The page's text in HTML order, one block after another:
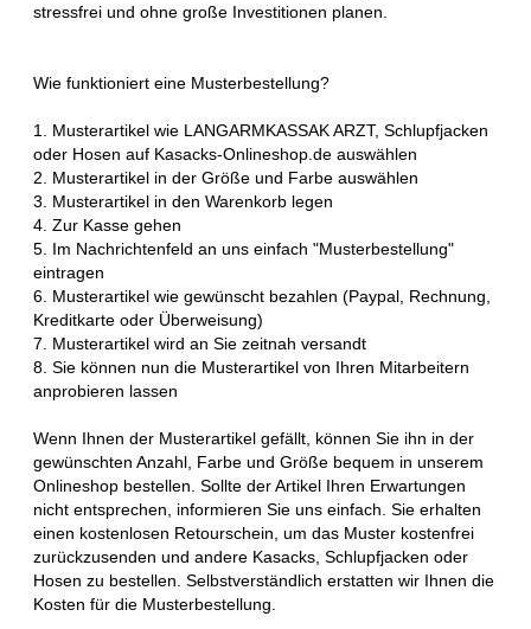
stressfrei und ohne große Investitionen planen.
Wie funktioniert eine Musterbestellung?
1. Musterartikel wie LANGARMKASSAK ARZT, Schlupfjacken
oder Hosen auf Kasacks-Onlineshop.de auswählen
2. Musterartikel in der Größe und Farbe auswählen
3. Musterartikel in den Warenkorb legen
4. Zur Kasse gehen
5. Im Nachrichtenfeld an uns einfach "Musterbestellung"
eintragen
6. Musterartikel wie gewünscht bezahlen (Paypal, Rechnung,
Kreditkarte oder Überweisung)
7. Musterartikel wird an Sie zeitnah versandt
8. Sie können nun die Musterartikel von Ihren Mitarbeitern
anprobieren lassen
Wenn Ihnen der Musterartikel gefällt, können Sie ihn in der
gewünschten Anzahl, Farbe und Größe bequem in unserem
Onlineshop bestellen. Sollte der Artikel Ihren Erwartungen
nicht entsprechen, informieren Sie uns einfach. Sie erhalten
einen kostenlosen Retourschein, um das Muster kostenfrei
zurückzusenden und andere Kasacks, Schlupfjacken oder
Hosen zu bestellen. Selbstverständlich erstatten wir Ihnen die
Kosten für die Musterbestellung.